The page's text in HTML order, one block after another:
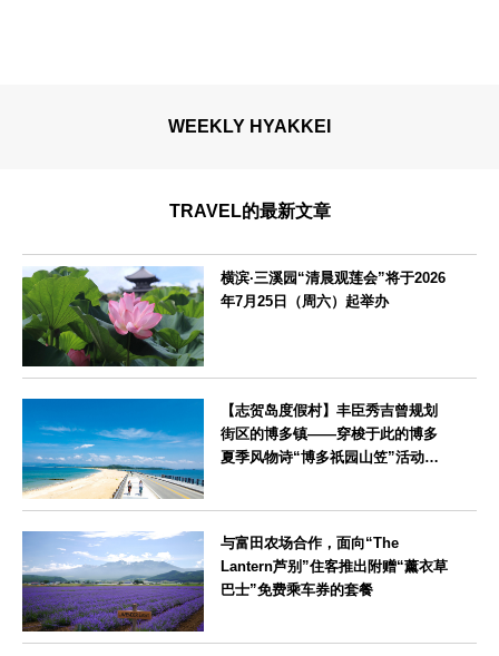
WEEKLY HYAKKEI
TRAVEL的最新文章
横滨·三溪园“清晨观莲会”将于2026
年7月25日（周六）起举办
【志贺岛度假村】丰臣秀吉曾规划
街区的博多镇——穿梭于此的博多
夏季风物诗“博多祇园山笠”活动期
与富田农场合作，面向“The
Lantern芦别”住客推出附赠“薰衣草
巴士”免费乘车券的套餐